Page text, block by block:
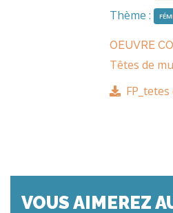
Thème :
OEUVRE
Têtes de
VOUS AIMEREZ